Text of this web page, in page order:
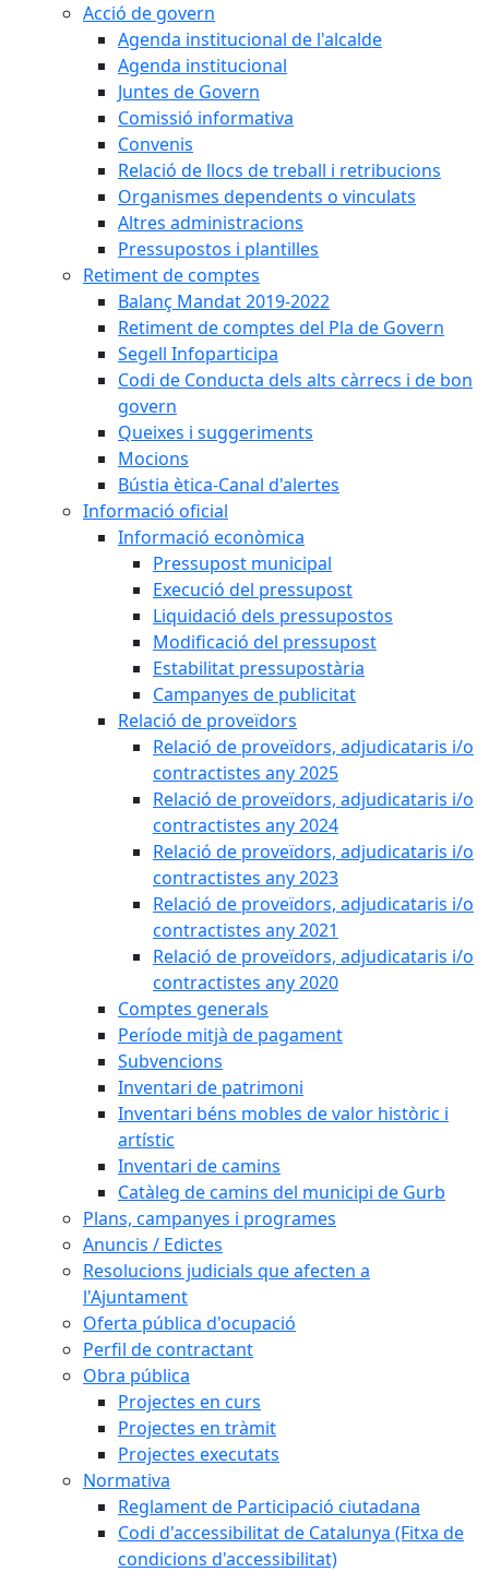
Acció de govern
Agenda institucional de l'alcalde
Agenda institucional
Juntes de Govern
Comissió informativa
Convenis
Relació de llocs de treball i retribucions
Organismes dependents o vinculats
Altres administracions
Pressupostos i plantilles
Retiment de comptes
Balanç Mandat 2019-2022
Retiment de comptes del Pla de Govern
Segell Infoparticipa
Codi de Conducta dels alts càrrecs i de bon
govern
Queixes i suggeriments
Mocions
Bústia ètica-Canal d'alertes
Informació oficial
Informació econòmica
Pressupost municipal
Execució del pressupost
Liquidació dels pressupostos
Modificació del pressupost
Estabilitat pressupostària
Campanyes de publicitat
Relació de proveïdors
Relació de proveïdors, adjudicataris i/o
contractistes any 2025
Relació de proveïdors, adjudicataris i/o
contractistes any 2024
Relació de proveïdors, adjudicataris i/o
contractistes any 2023
Relació de proveïdors, adjudicataris i/o
contractistes any 2021
Relació de proveïdors, adjudicataris i/o
contractistes any 2020
Comptes generals
Període mitjà de pagament
Subvencions
Inventari de patrimoni
Inventari béns mobles de valor històric i
artístic
Inventari de camins
Catàleg de camins del municipi de Gurb
Plans, campanyes i programes
Anuncis / Edictes
Resolucions judicials que afecten a
l'Ajuntament
Oferta pública d'ocupació
Perfil de contractant
Obra pública
Projectes en curs
Projectes en tràmit
Projectes executats
Normativa
Reglament de Participació ciutadana
Codi d'accessibilitat de Catalunya (Fitxa de
condicions d'accessibilitat)